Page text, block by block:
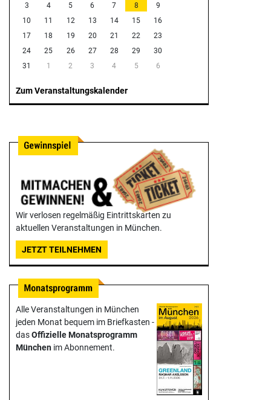
3
4 5 6 7 8
9
10
11 12 13 14 15
16
17
18 19 20 21 22
23
24
25 26 27 28 29
30
31
1 2 3 4 5 6
Zum Veranstaltungskalender
Wir verlosen regelmäßig Eintrittskarten zu
aktuellen Veranstaltungen in München.
JETZT TEILNEHMEN
Alle Veranstaltungen in München
jeden Monat bequem im Briefkasten -
dasOffizielle Monats­programm
München im Abonnement.